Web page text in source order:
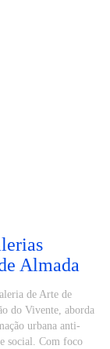
Almada
de Arte de
do Vivente, aborda
urbana anti-
social. Com foco